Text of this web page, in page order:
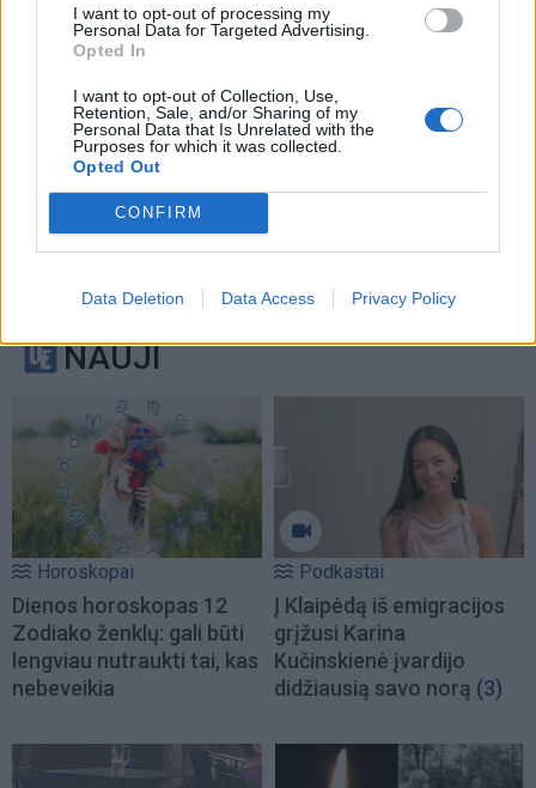
I want to opt-out of processing my
Personal Data for Targeted Advertising.
Opted In
I want to opt-out of Collection, Use,
Retention, Sale, and/or Sharing of my
Personal Data that Is Unrelated with the
Purposes for which it was collected.
Opted Out
CONFIRM
Data Deletion Data Access Privacy Policy
NAUJI
Horoskopai
Dienos horoskopas 12
Zodiako ženklų: gali būti
lengviau nutraukti tai, kas
nebeveikia
Podkastai
Į Klaipėdą iš emigracijos
grįžusi Karina
Kučinskienė įvardijo
didžiausią savo norą (3)